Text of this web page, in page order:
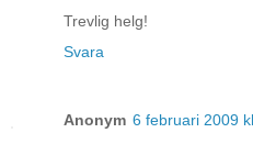
Trevlig helg!
Svara
Anonym 6 februari 2009